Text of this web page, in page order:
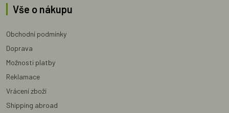
Vše o nákupu
Obchodní podmínky
Doprava
Možnosti platby
Reklamace
Vrácení zboží
Shipping abroad